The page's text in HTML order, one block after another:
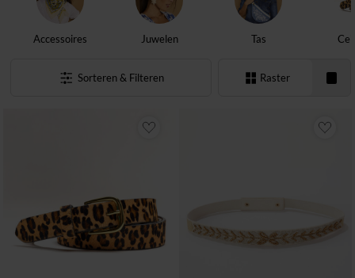
Accessoires Juwelen Tas
Sorteren & Filteren Raster